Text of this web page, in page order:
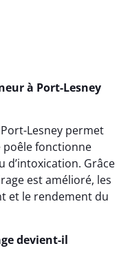
à Port-Lesney
Lesney permet
poêle fonctionne
d’intoxication. Grâce
est amélioré, les
et le rendement du
devient-il